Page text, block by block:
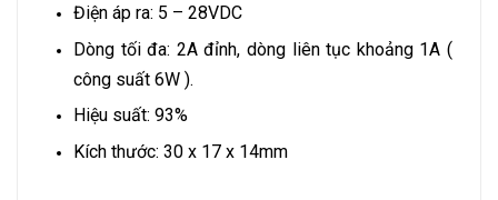
Điện áp ra: 5 – 28VDC
Dòng tối đa: 2A đỉnh, dòng liên tục khoảng 1A (
công suất 6W ).
Hiệu suất: 93%
Kích thước: 30 x 17 x 14mm